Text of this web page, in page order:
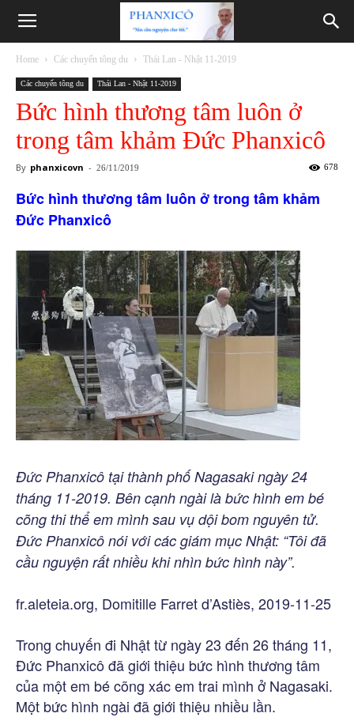
Phanxicô
Home Các chuyến tông du Thái Lan - Nhật 11-2019
Các chuyến tông du Thái Lan - Nhật 11-2019
Bức hình thương tâm luôn ở
trong tâm khảm Đức Phanxicô
By phanxicovn - 26/11/2019 678
Bức hình thương tâm luôn ở trong tâm khảm
Đức Phanxicô
Đức Phanxicô tại thành phố Nagasaki ngày 24
tháng 11-2019. Bên cạnh ngài là bức hình em bé
cõng thi thể em mình sau vụ dội bom nguyên tử.
Đức Phanxicô nói với các giám mục Nhật: “Tôi đã
cầu nguyện rất nhiều khi nhìn bức hình này”.
fr.aleteia.org, Domitille Farret d’Astiès, 2019-11-25
Trong chuyến đi Nhật từ ngày 23 đến 26 tháng 11,
Đức Phanxicô đã giới thiệu bức hình thương tâm
của một em bé cõng xác em trai mình ở Nagasaki.
Một bức hình ngài đã giới thiệu nhiều lần.